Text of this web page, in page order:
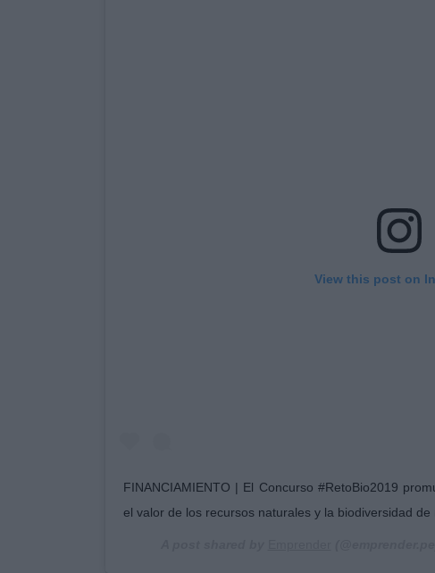
View this post on
FINANCIAMIENTO | El Concurso #RetoBio2019
el valor de los recursos naturales y la biodiversidad